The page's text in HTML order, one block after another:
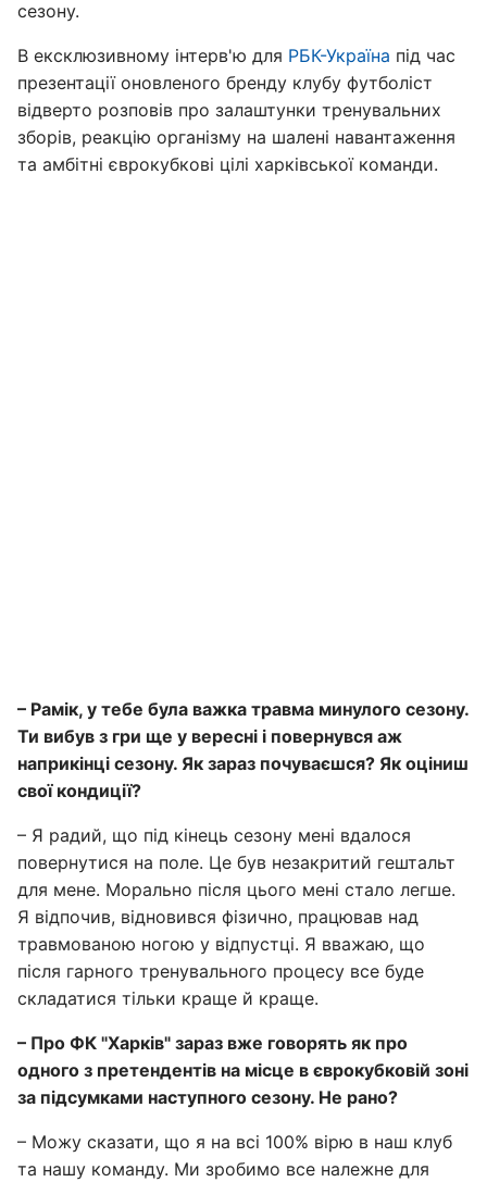
сезону.
В ексклюзивному інтерв'ю для РБК-Україна під час
презентації оновленого бренду клубу футболіст
відверто розповів про залаштунки тренувальних
зборів, реакцію організму на шалені навантаження
та амбітні єврокубкові цілі харківської команди.
– Рамік, у тебе була важка травма минулого сезону.
Ти вибув з гри ще у вересні і повернувся аж
наприкінці сезону. Як зараз почуваєшся? Як оціниш
свої кондиції?
– Я радий, що під кінець сезону мені вдалося
повернутися на поле. Це був незакритий гештальт
для мене. Морально після цього мені стало легше.
Я відпочив, відновився фізично, працював над
травмованою ногою у відпустці. Я вважаю, що
після гарного тренувального процесу все буде
складатися тільки краще й краще.
– Про ФК "Харків" зараз вже говорять як про
одного з претендентів на місце в єврокубковій зоні
за підсумками наступного сезону. Не рано?
– Можу сказати, що я на всі 100% вірю в наш клуб
та нашу команду. Ми зробимо все належне для